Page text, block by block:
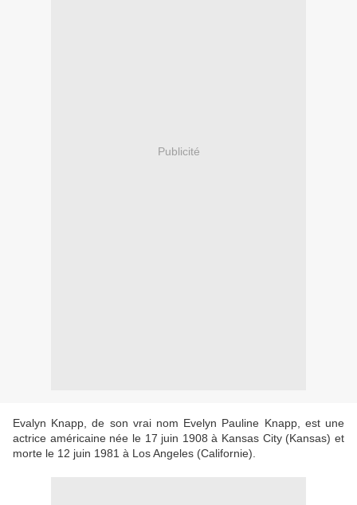
Publicité
Evalyn Knapp, de son vrai nom Evelyn Pauline Knapp, est une
actrice américaine née le 17 juin 1908 à Kansas City (Kansas) et
morte le 12 juin 1981 à Los Angeles (Californie).